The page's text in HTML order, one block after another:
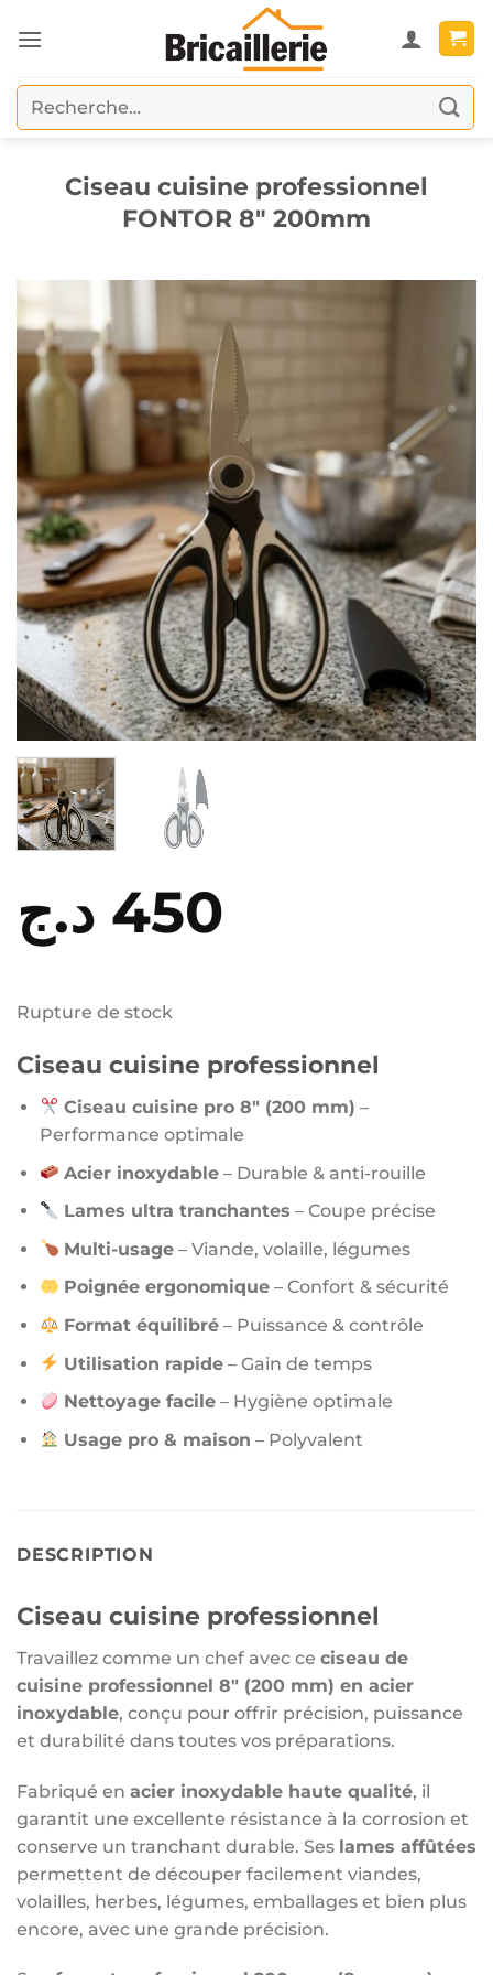
au
Recherche
pour :
Ciseau cuisine professionnel
FONTOR 8″ 200mm
450 د.ج
Rupture de stock
Ciseau cuisine professionnel
Ciseau cuisine pro 8″ (200 mm) –
Performance optimale
Acier inoxydable – Durable & anti-rouille
Lames ultra tranchantes – Coupe précise
Multi-usage – Viande, volaille, légumes
Poignée ergonomique – Confort & sécurité
Format équilibré – Puissance & contrôle
Utilisation rapide – Gain de temps
Nettoyage facile – Hygiène optimale
Usage pro & maison – Polyvalent
DESCRIPTION
Ciseau cuisine professionnel
Travaillez comme un chef avec ce ciseau de
cuisine professionnel 8″ (200 mm) en acier
inoxydable, conçu pour offrir précision, puissance
et durabilité dans toutes vos préparations.
Fabriqué en acier inoxydable haute qualité, il
garantit une excellente résistance à la corrosion et
conserve un tranchant durable. Ses lames affûtées
permettent de découper facilement viandes,
volailles, herbes, légumes, emballages et bien plus
encore, avec une grande précision.